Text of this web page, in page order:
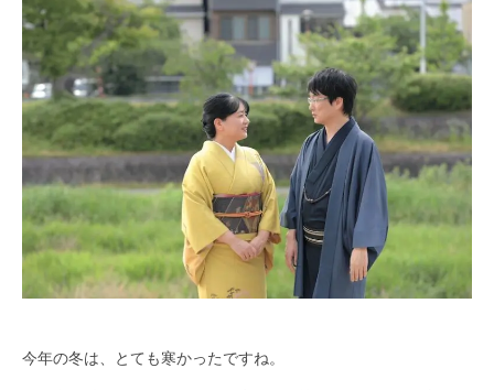
今年の冬は、とても寒かったですね。